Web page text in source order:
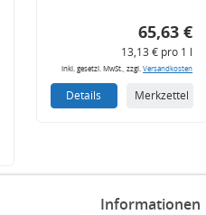
65,63 €
13,13 € pro 1 l
inkl. gesetzl. MwSt., zzgl.Versandkosten
Details Merkzettel
Informationen